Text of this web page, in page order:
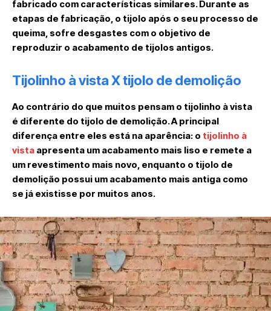
fabricado com características similares. Durante as
etapas de fabricação, o tijolo após o seu processo de
queima, sofre desgastes com o objetivo de
reproduzir o acabamento de tijolos antigos.
Tijolinho à vista X tijolo de demolição
Ao contrário do que muitos pensam o tijolinho à vista
é diferente do tijolo de demolição. A principal
diferença entre eles está na aparência: o tijolinho à
vista apresenta um acabamento mais liso e remete a
um revestimento mais novo, enquanto o tijolo de
demolição possui um acabamento mais antiga como
se já existisse por muitos anos.